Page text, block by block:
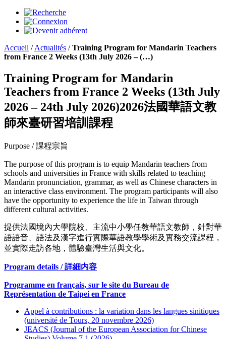
Accueil /Actualités /Training Program for Mandarin Teachers
from France 2 Weeks (13th July 2026 – (…)
Training Program for Mandarin
Teachers from France 2 Weeks (13th July
2026 – 24th July 2026)2026法國華語文教
師來臺研習培訓課程
Purpose / 課程宗旨
The purpose of this program is to equip Mandarin teachers from
schools and universities in France with skills related to teaching
Mandarin pronunciation, grammar, as well as Chinese characters in
an interactive class environment. The program participants will also
have the opportunity to experience the life in Taiwan through
different cultural activities.
提供法國境內大學院校、主流中小學任教華語文教師，針對華
語語音、語法及漢字進行實際華語教學學術及實務交流課程，
並實際走訪各地，體驗臺灣生活與文化。
Program details / 詳細内容
Programme en français, sur le site du Bureau de
Représentation de Taipei en France
Appel à contributions : la variation dans les langues sinitiques
(université de Tours, 20 novembre 2026)
JEACS (Journal of the European Association for Chinese